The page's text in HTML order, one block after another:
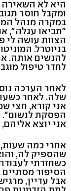
היא לא השאירה
ומקבל חוסר
במקרה מנהל
"תביאו עגלה",
הצוות עושה לי
בניוטרל.
להנשים אותה.
לחדר טיפול
לאחר הערכה
שלה. לאחר
אני קורא, חצי
הפסקת לנשום".
אני יוצא
אחרי כמה שעות,
שהספיק לה,
כשחזרתי
הסיפור מסתיים
אבל עדיין,